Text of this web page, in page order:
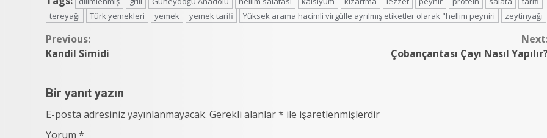
tereyağı
Türk yemekleri yemek yemek tarifi Yüksek arama hacimli virgülle ayrılmış etiketler olarak "hellim peyniri zeytinyağı
Continue
Previous:
Kandil Simidi
Çobançantası Çayı Nasıl
Bir yanıt yazın
E-posta adresiniz yayınlanmayacak. Gerekli alanlar* ile işaretlenmişlerdir
Yorum *